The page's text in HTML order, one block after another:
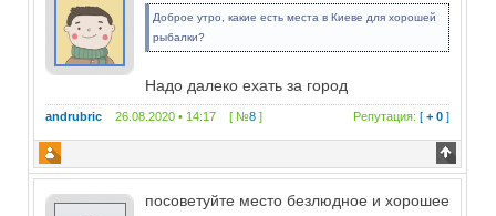
Доброе утро, какие есть места в Киеве для хорошей
рыбалки?
Надо далеко ехать за город
andrubric 26.08.2020 • 14:17 [ №8 ] Репутация: [+ 0 ]
посоветуйте место безлюдное и хорошее